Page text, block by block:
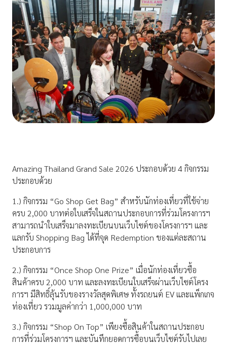
Amazing Thailand Grand Sale 2026 ประกอบด้วย 4 กิจกรรม
ประกอบด้วย
1.) กิจกรรม “Go Shop Get Bag” สำหรับนักท่องเที่ยวที่ใช้จ่าย
ครบ 2,000 บาทต่อใบเสร็จในสถานประกอบการที่ร่วมโครงการฯ
สามารถนำใบเสร็จมาลงทะเบียนบนเว็บไซต์ของโครงการฯ และ
แลกรับ Shopping Bag ได้ที่จุด Redemption ของแต่ละสถาน
ประกอบการ
2.) กิจกรรม “Once Shop One Prize” เมื่อนักท่องเที่ยวซื้อ
สินค้าครบ 2,000 บาท และลงทะเบียนใบเสร็จผ่านเว็บไซต์โครง
การฯ มีสิทธิ์ลุ้นรับของรางวัลสุดพิเศษ ทั้งรถยนต์ EV และแพ็กเกจ
ท่องเที่ยว รวมมูลค่ากว่า 1,000,000 บาท
3.) กิจกรรม “Shop On Top” เพียงซื้อสินค้าในสถานประกอบ
การที่ร่วมโครงการฯ และบันทึกยอดการซื้อบนเว็บไซต์รับไปเลย